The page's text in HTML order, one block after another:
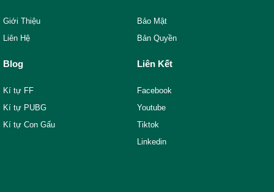
Giới Thiệu
Liên Hệ
Bảo Mật
Bản Quyền
Blog
Kí tự FF
Kí tự PUBG
Kí tự Con Gấu
Liên Kết
Facebook
Youtube
Tiktok
Linkedin